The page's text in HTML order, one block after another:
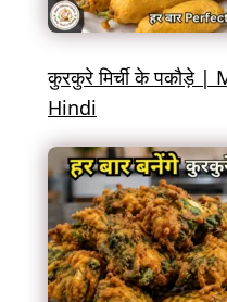
कुरकुरे मिर्ची के पकौड़े
Hindi